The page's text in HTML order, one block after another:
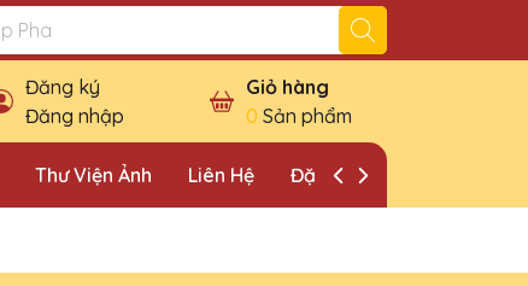
Đăng ký
Đăng nhập
Giỏ hàng
0 Sản phẩm
Thư Viện Ảnh Liên Hệ Đặt Lịch Khảo Sát